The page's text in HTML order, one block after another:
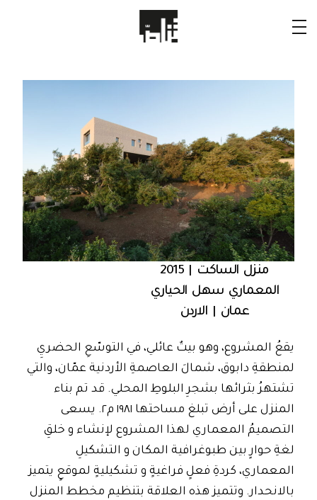
منزل الساكت | 2015
المعماري سهل الحياري
عمان | الاردن
يقعُ المشروع، وهو بيتٌ عائلي، في التوسّعِ الحضريِ
لمنطقةِ دابوق، شمالَ العاصمةِ الأردنية عمّان، والتي
تشتهرُ بثرائها بشجرِ البلوطِ المحلي. قد تم بناء
المنزل على أرض تبلغ مساحتها ١٩٨١ م٢. يسعى
التصميمُ المعماري لهذا المشروع لإنشاء و خلقِ
لغةِ حوارٍ بين طبوغرافية المكان و التشكيلِ
المعماري، كردةِ فعلٍ فراغيةٍ و تشكيليةٍ لموقعٍ يتميز
بالانحدار. وتتميز هذه العلاقة بتنظيم مخطط المنزل